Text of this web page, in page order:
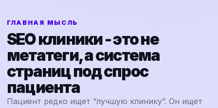
ГЛАВНАЯ МЫСЛЬ
SEO клиники - это не
метатеги, а система
страниц под спрос
пациента
Пациент редко ищет “лучшую клинику”. Он ищет